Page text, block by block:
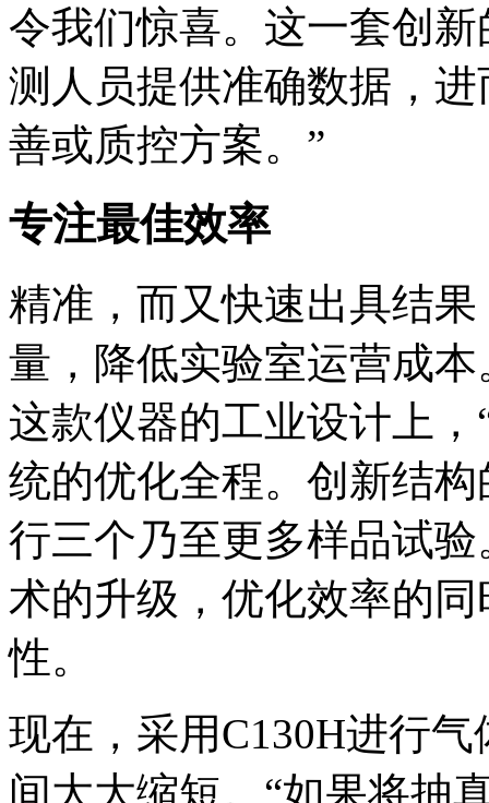
令我们惊喜。这一套创
测人员提供准确数据，
善或质控方案。”
专注最佳效率
精准，而又快速出具结
量，降低实验室运营成
这款仪器的工业设计上
统的优化全程。创新结
行三个乃至更多样品试
术的升级，优化效率的
性。
现在，采用C130H进行
间大大缩短。“如果将抽